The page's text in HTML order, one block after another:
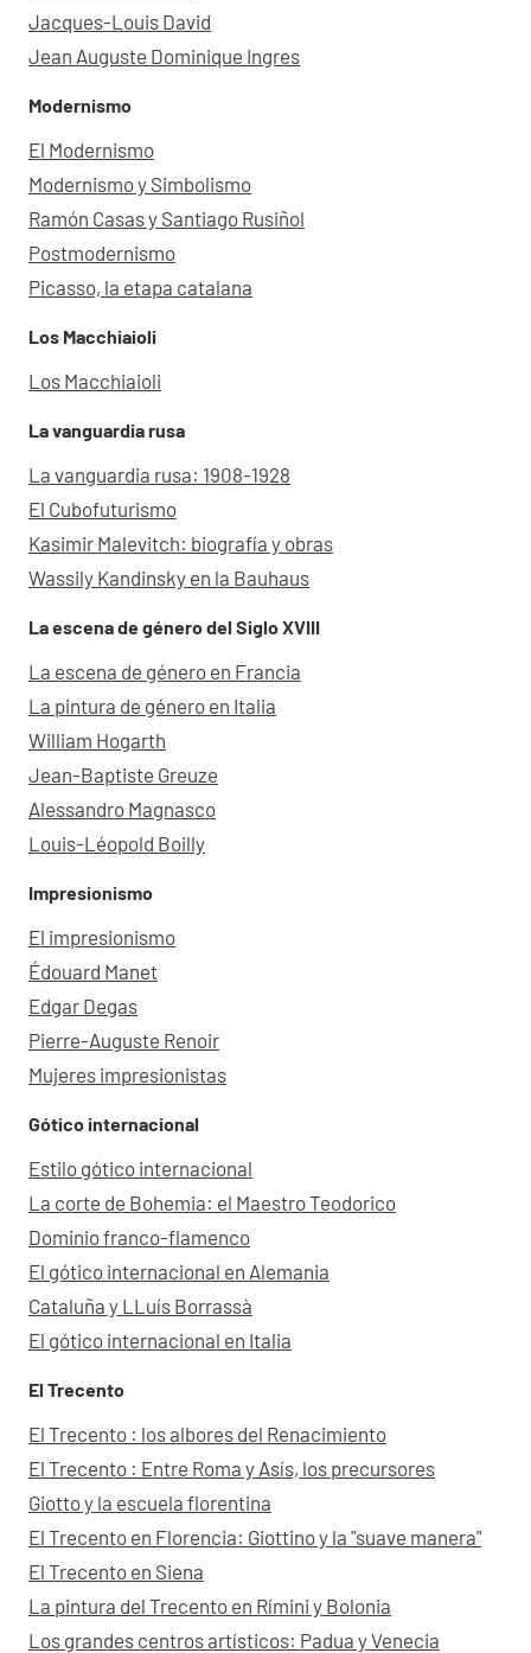
Jacques-Louis David
Jean Auguste Dominique Ingres
Modernismo
El Modernismo
Modernismo y Simbolismo
Ramón Casas y Santiago Rusiñol
Postmodernismo
Picasso, la etapa catalana
Los Macchiaioli
Los Macchiaioli
La vanguardia rusa
La vanguardia rusa: 1908-1928
El Cubofuturismo
Kasimir Malevitch: biografía y obras
Wassily Kandinsky en la Bauhaus
La escena de género del Siglo XVIII
La escena de género en Francia
La pintura de género en Italia
William Hogarth
Jean-Baptiste Greuze
Alessandro Magnasco
Louis-Léopold Boilly
Impresionismo
El impresionismo
Édouard Manet
Edgar Degas
Pierre-Auguste Renoir
Mujeres impresionistas
Gótico internacional
Estilo gótico internacional
La corte de Bohemia: el Maestro Teodorico
Dominio franco-flamenco
El gótico internacional en Alemania
Cataluña y LLuís Borrassà
El gótico internacional en Italia
El Trecento
El Trecento : los albores del Renacimiento
El Trecento : Entre Roma y Asís, los precursores
Giotto y la escuela florentina
El Trecento en Florencia: Giottino y la "suave manera"
El Trecento en Siena
La pintura del Trecento en Rímini y Bolonia
Los grandes centros artísticos: Padua y Venecia